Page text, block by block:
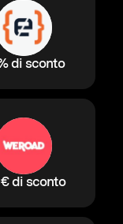
di sconto
di sconto